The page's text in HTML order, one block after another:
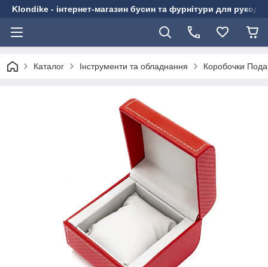
Klondike - інтернет-магазин бусин та фурнітури для
Каталог Інструменти та обладнання Коробочки